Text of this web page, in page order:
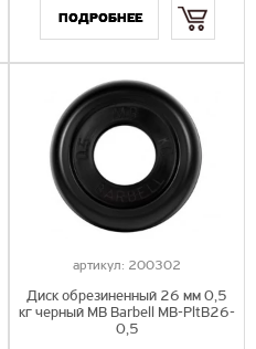
ПОДРОБНЕЕ
артикул: 200302
Диск обрезиненный 26 мм 0,5
кг черный MB Barbell MB-PltB26-
0,5